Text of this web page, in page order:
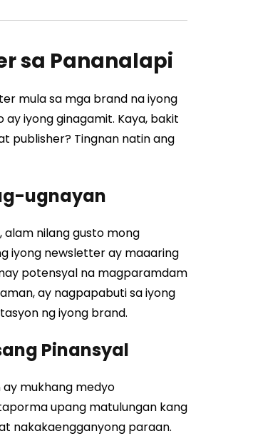
sa Pananalapi
mula sa mga brand na iyong
iyong ginagamit. Kaya, bakit
publisher? Tingnan natin ang
ugnayan
alam nilang gusto mong
iyong newsletter ay maaaring
potensyal na magparamdam
ay nagpapabuti sa iyong
ng iyong brand.
Pinansyal
mukhang medyo
upang matulungan kang
nakakaengganyong paraan.